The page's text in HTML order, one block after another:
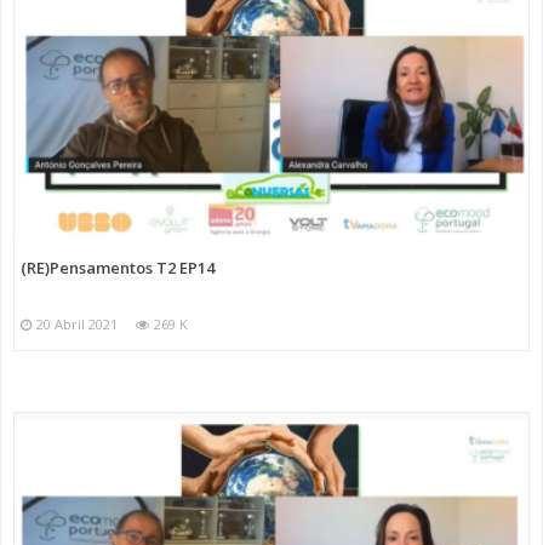
(RE)Pensamentos T2 EP14
20 Abril 2021 269 K